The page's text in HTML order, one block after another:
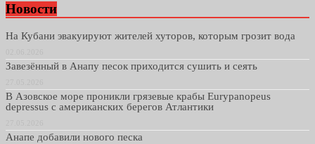
Новости
На Кубани эвакуируют жителей хуторов, которым грозит вода
Завезённый в Анапу песок приходится сушить и сеять
В Азовское море проникли грязевые крабы Eurypanopeus
depressus с американских берегов Атлантики
Анапе добавили нового песка